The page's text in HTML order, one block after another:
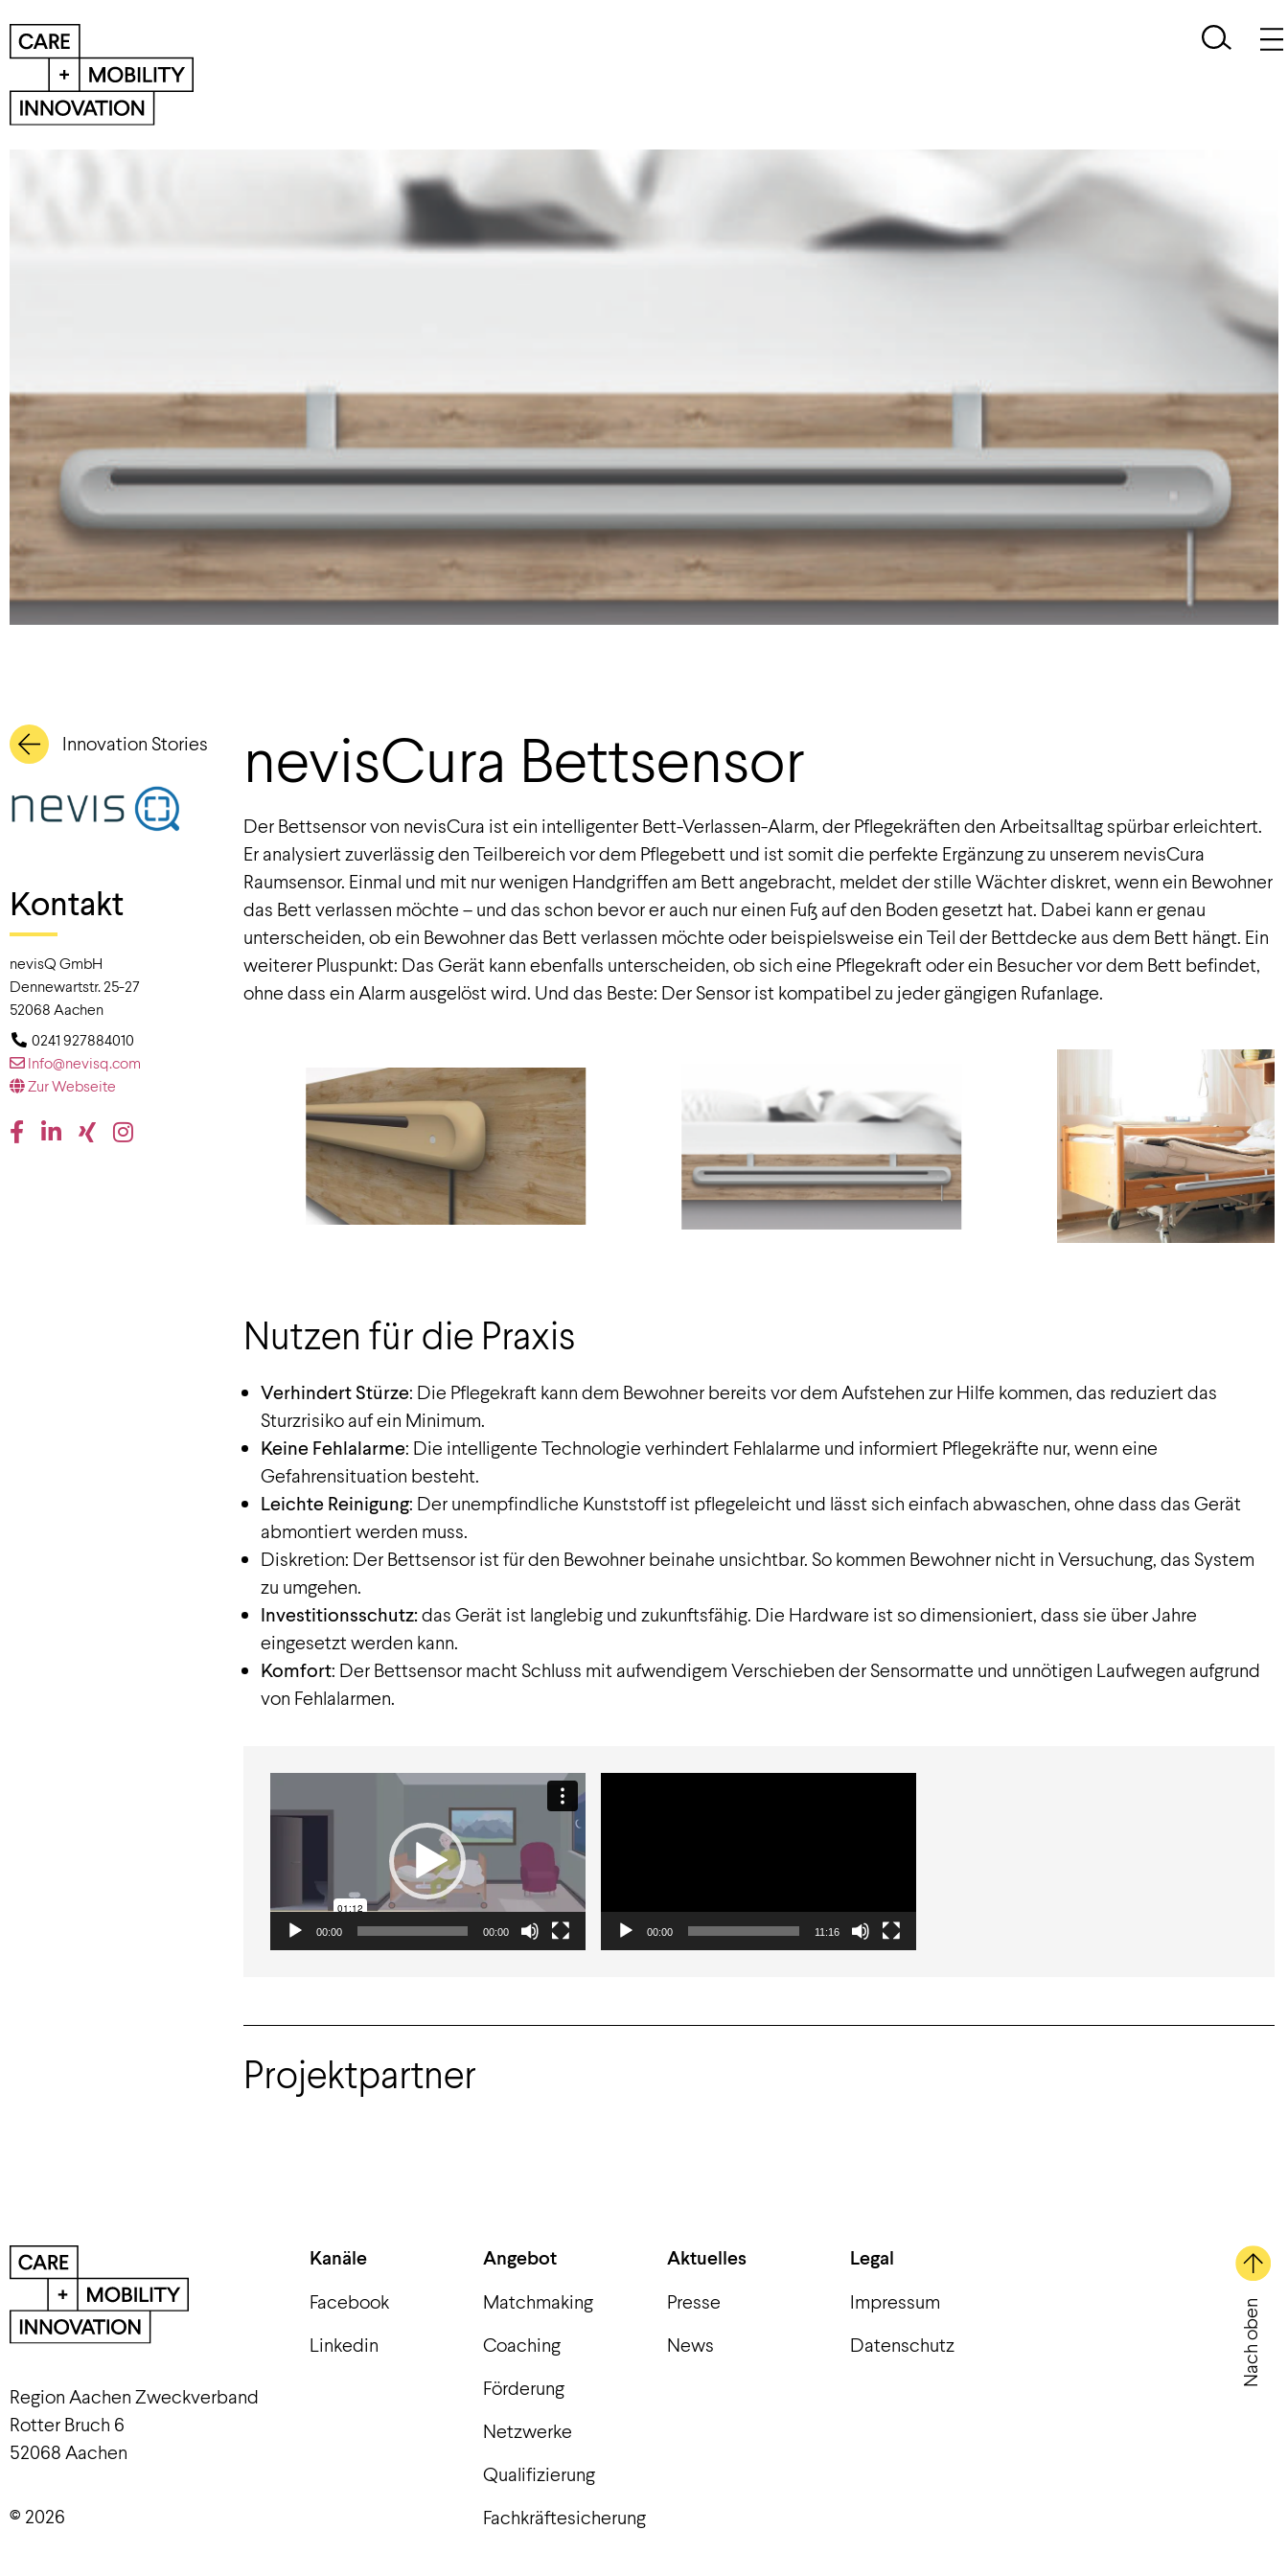
Innovation Stories
Kontakt
nevisQ GmbH
Dennewartstr. 25-27
52068 Aachen
0241 927884010
Info@nevisq.com
Zur Webseite
nevisCura Bettsensor
Der Bettsensor von nevisCura ist ein intelligenter Bett-Verlassen-Alarm, der Pflegekräften den Arbeitsalltag spürbar erleichtert.
Er analysiert zuverlässig den Teilbereich vor dem Pflegebett und ist somit die perfekte Ergänzung zu unserem nevisCura
Raumsensor. Einmal und mit nur wenigen Handgriffen am Bett angebracht, meldet der stille Wächter diskret, wenn ein Bewohner
das Bett verlassen möchte – und das schon bevor er auch nur einen Fuß auf den Boden gesetzt hat. Dabei kann er genau
unterscheiden, ob ein Bewohner das Bett verlassen möchte oder beispielsweise ein Teil der Bettdecke aus dem Bett hängt. Ein
weiterer Pluspunkt: Das Gerät kann ebenfalls unterscheiden, ob sich eine Pflegekraft oder ein Besucher vor dem Bett befindet,
ohne dass ein Alarm ausgelöst wird. Und das Beste: Der Sensor ist kompatibel zu jeder gängigen Rufanlage.
Nutzen für die Praxis
Verhindert Stürze: Die Pflegekraft kann dem Bewohner bereits vor dem Aufstehen zur Hilfe kommen, das reduziert das
Sturzrisiko auf ein Minimum.
Keine Fehlalarme: Die intelligente Technologie verhindert Fehlalarme und informiert Pflegekräfte nur, wenn eine
Gefahrensituation besteht.
Leichte Reinigung: Der unempfindliche Kunststoff ist pflegeleicht und lässt sich einfach abwaschen, ohne dass das Gerät
abmontiert werden muss.
Diskretion: Der Bettsensor ist für den Bewohner beinahe unsichtbar. So kommen Bewohner nicht in Versuchung, das System
zu umgehen.
Investitionsschutz:das Gerät ist langlebig und zukunftsfähig. Die Hardware ist so dimensioniert, dass sie über Jahre
eingesetzt werden kann.
Komfort: Der Bettsensor macht Schluss mit aufwendigem Verschieben der Sensormatte und unnötigen Laufwegen aufgrund
von Fehlalarmen.
Video-
Player
00:00 00:00 00:00 11:16
Projektpartner
Region Aachen Zweckverband
Rotter Bruch 6
52068 Aachen
© 2026
Kanäle
Facebook
Linkedin
Angebot
Matchmaking
Coaching
Förderung
Netzwerke
Qualifizierung
Fachkräftesicherung
Aktuelles
Presse
News
Legal
Impressum
Datenschutz
Nach oben